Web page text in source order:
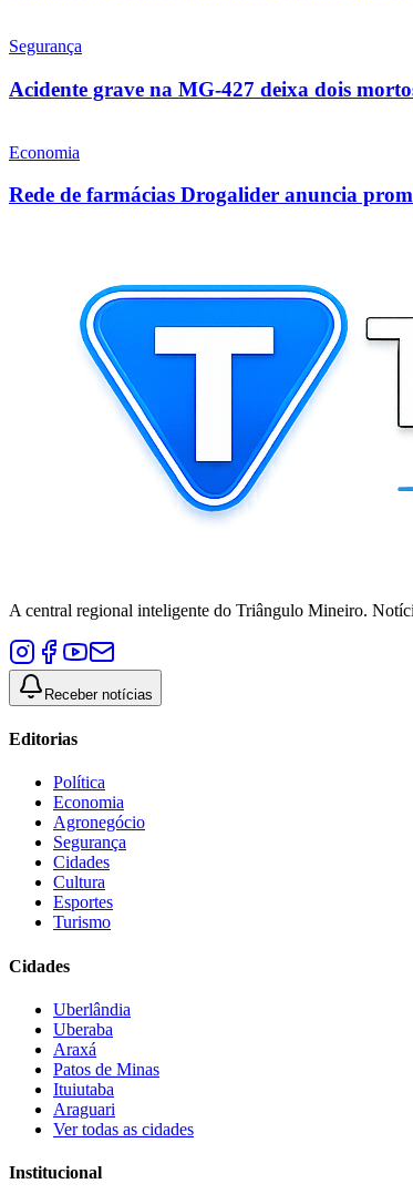
Segurança
Acidente grave na MG-427 deixa dois
Economia
Rede de farmácias Drogalider anuncia
A central regional inteligente do Triângulo Mineiro.
Receber notícias
Editorias
Política
Economia
Agronegócio
Segurança
Cidades
Cultura
Esportes
Turismo
Cidades
Uberlândia
Uberaba
Araxá
Patos de Minas
Ituiutaba
Araguari
Ver todas as cidades
Institucional